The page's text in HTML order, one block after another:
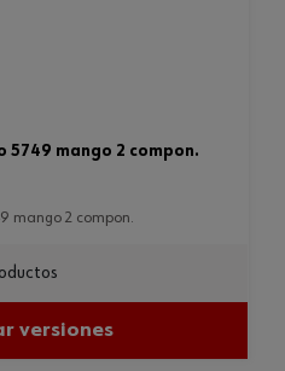
5749 mango 2 compon.
mango 2 compon.
versiones